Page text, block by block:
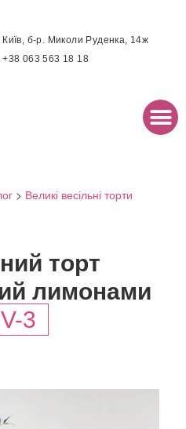
Київ, б-р. Миколи Руденка, 14ж
+38 063 563 18 18
> Великі весільні торти
торт
лимонами
V-3